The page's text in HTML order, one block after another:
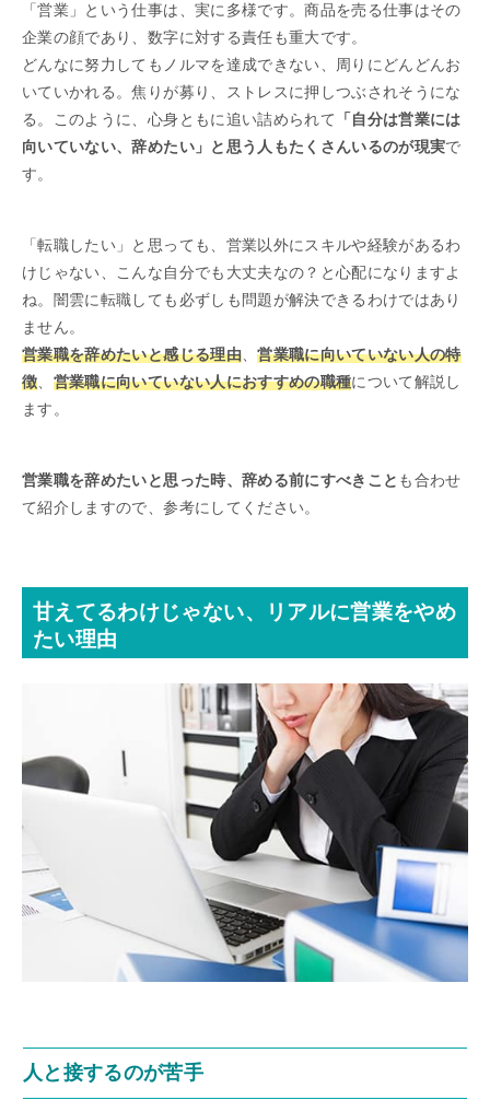
「営業」という仕事は、実に多様です。商品を売る仕事はその
企業の顔であり、数字に対する責任も重大です。
どんなに努力してもノルマを達成できない、周りにどんどんお
いていかれる。焦りが募り、ストレスに押しつぶされそうにな
る。このように、心身ともに追い詰められて
「自分は営業には
向いていない、辞めたい」と思う人もたくさんいるのが現実で
す。
「転職したい」と思っても、営業以外にスキルや経験があるわ
けじゃない、こんな自分でも大丈夫なの？と心配になりますよ
ね。闇雲に転職しても必ずしも問題が解決できるわけではあり
ません。
営業職を辞めたいと感じる理由、営業職に向いていない人の特
徴、 営業職に向いていない人におすすめの職種について解説し
ます。
営業職を辞めたいと思った時、辞める前にすべきこと も合わせ
て紹介しますので、参考にしてください。
甘えてるわけじゃない、リアルに営業をやめ
たい理由
人と接するのが苦手